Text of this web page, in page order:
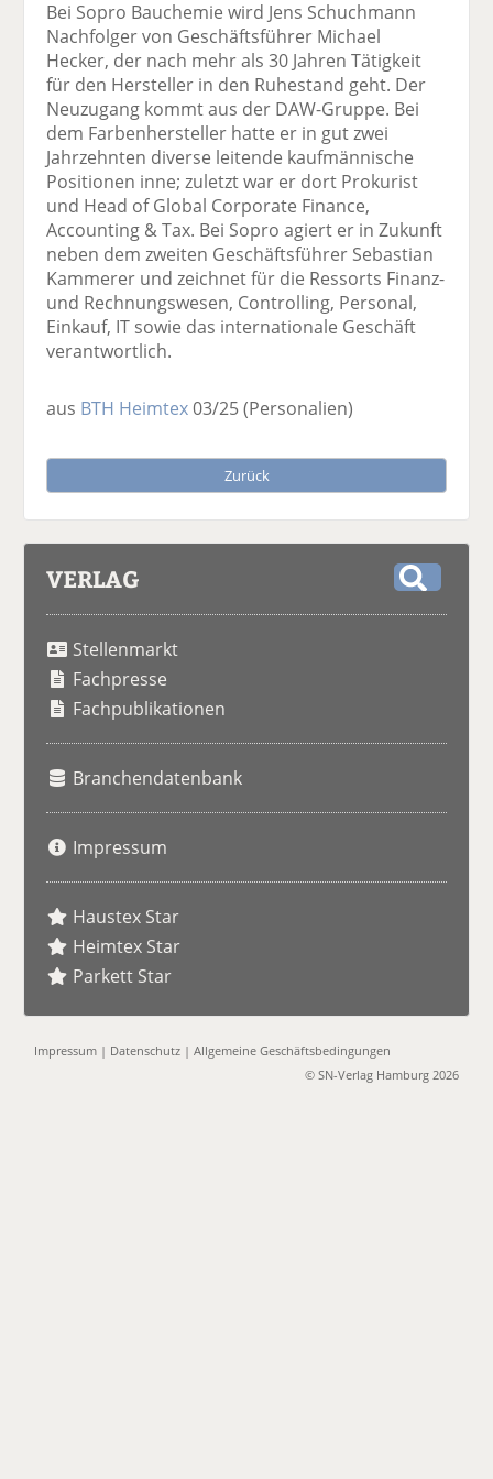
Bei Sopro Bauchemie wird Jens Schuchmann
Nachfolger von Geschäftsführer Michael
Hecker, der nach mehr als 30 Jahren Tätigkeit
für den Hersteller in den Ruhestand geht. Der
Neuzugang kommt aus der DAW-Gruppe. Bei
dem Farbenhersteller hatte er in gut zwei
Jahrzehnten diverse leitende kaufmännische
Positionen inne; zuletzt war er dort Prokurist
und Head of Global Corporate Finance,
Accounting & Tax. Bei Sopro agiert er in Zukunft
neben dem zweiten Geschäftsführer Sebastian
Kammerer und zeichnet für die Ressorts Finanz-
und Rechnungswesen, Controlling, Personal,
Einkauf, IT sowie das internationale Geschäft
verantwortlich.
aus BTH Heimtex03/25(Personalien)
Zurück
VERLAG
Stellenmarkt
Fachpresse
Fachpublikationen
Branchendatenbank
Impressum
Haustex Star
Heimtex Star
Parkett Star
Impressum | Datenschutz |Allgemeine Geschäftsbedingungen
© SN-Verlag Hamburg 2026